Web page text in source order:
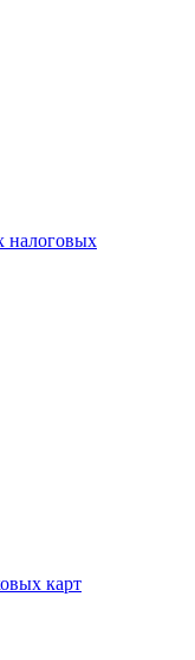
налоговых
карт